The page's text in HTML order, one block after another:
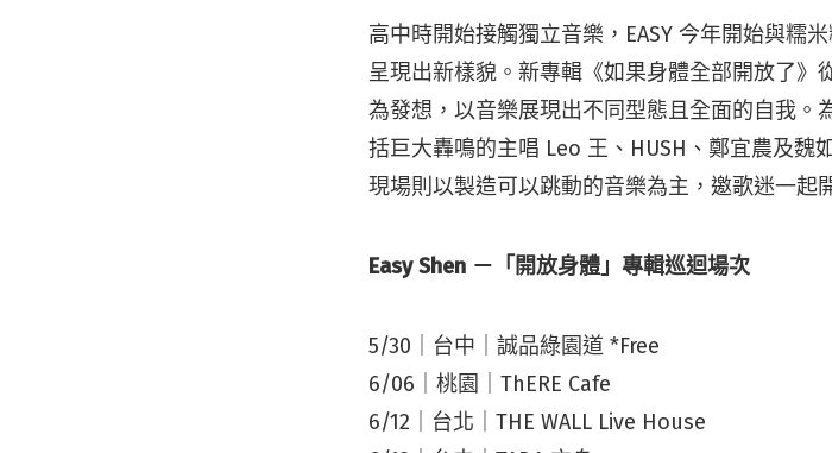
高中時開始接觸獨立音樂，EASY 今年開始與糯
呈現出新樣貌。新專輯《如果身體全部開放了
為發想，以音樂展現出不同型態且全面的自我
括巨大轟鳴的主唱 Leo 王、HUSH、鄭宜農及魏
現場則以製造可以跳動的音樂為主，邀歌迷一起
Easy Shen －「開放身體」專輯巡迴場次
5/30｜台中｜誠品綠園道 *Free
6/06｜桃園｜ThERE Cafe
6/12｜台北｜THE WALL Live House